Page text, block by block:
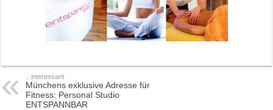
.. interessant
Münchens exklusive Adresse für
Fitness: Personal Studio
ENTSPANNBAR